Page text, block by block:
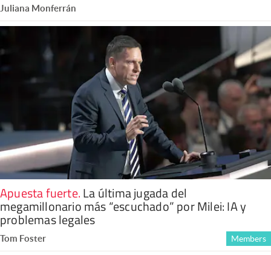
Juliana Monferrán
Apuesta fuerte.La última jugada del
megamillonario más “escuchado” por Milei: IA y
problemas legales
Tom Foster Members